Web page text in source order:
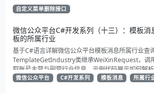
自定义菜单删除接口
微信公众平台C#开发系列（十三）：模板消
板的所属行业
基于C#语言详解微信公众平台模板消息所属行业查
TemplateGetIndustry类继承WeiXinRequest，调
取账号主营与副营行业信息。示例代码展示如何解
与second_class数据，为开发者提供合规通知场景开
微信公众平台 C#开发系列 模板消息 所属行